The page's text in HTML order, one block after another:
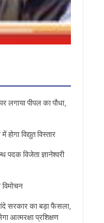
लगाया पीपल का पौधा,
विद्युत विस्तार
पदक विजेता ज्ञानेश्वरी
सरकार का बड़ा फैसला,
आत्मरक्षा प्रशिक्षण